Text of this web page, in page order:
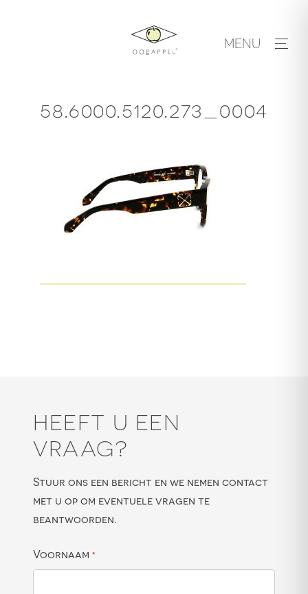
MENU
58.6000.5120.273_0004
HEEFT U EEN
VRAAG?
Stuur ons een bericht en we nemen contact
met u op om eventuele vragen te
beantwoorden.
Voornaam *